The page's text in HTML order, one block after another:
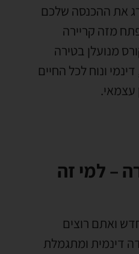
את ההכנסה שלכם
מזה קריירה
מנועלן בטירה
דינמי ונוח לכל החיים
עצמאי.
– למי זה
ואתם רוצים
דינמית ומתגמלת